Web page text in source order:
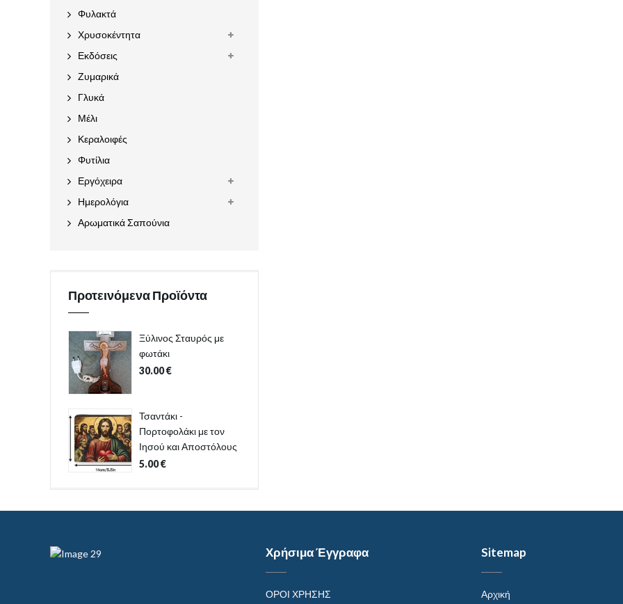
Φυλακτά
Χρυσοκέντητα
Εκδόσεις
Ζυμαρικά
Γλυκά
Μέλι
Κεραλοιφές
Φυτίλια
Εργόχειρα
Ημερολόγια
Αρωματικά Σαπούνια
Προτεινόμενα Προϊόντα
Ξύλινος Σταυρός με
φωτάκι
30.00€
Τσαντάκι -
Πορτοφολάκι με τον
Ιησού και Αποστόλους
5.00€
Χρήσιμα Έγγραφα
ΟΡΟΙ ΧΡΗΣΗΣ
Sitemap
Αρχική